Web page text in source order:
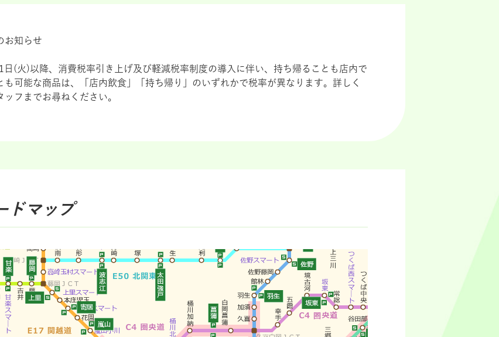
お知らせ
日(火)以降、消費税率引き上げ及び軽減税率制度の導入に伴い、持ち帰ることも店内で
も可能な商品は、「店内飲食」「持ち帰り」のいずれかで税率が異なります。詳しく
ッフまでお尋ねください。
ドマップ